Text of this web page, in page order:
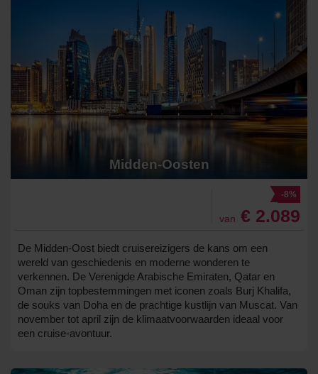
Midden-Oosten
-8%
van € 2.089
De Midden-Oost biedt cruisereizigers de kans om een
wereld van geschiedenis en moderne wonderen te
verkennen. De Verenigde Arabische Emiraten, Qatar en
Oman zijn topbestemmingen met iconen zoals Burj Khalifa,
de souks van Doha en de prachtige kustlijn van Muscat. Van
november tot april zijn de klimaatvoorwaarden ideaal voor
een cruise-avontuur.